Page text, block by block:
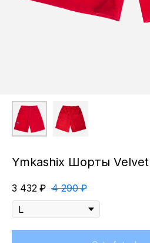
Ymkashix Шорты
3 432 ₽ 4 290 ₽